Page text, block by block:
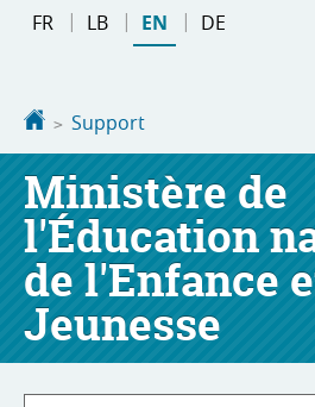
Changer
FR LB EN DE
Homepage
Support
Ministère de
l'Éducation
de l'Enfance
Jeunesse